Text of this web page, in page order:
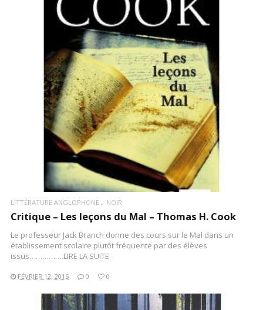
LIRE LA SUITE
LITTÉRATURE ANGLOPHONE NOIR
Critique – Les leçons du Mal – Thomas H. Cook
Le professeur Jack Branch donne des cours sur le Mal dans un
établissement scolaire plutôt fréquenté par des élèves
issus…………….LIRE LA SUITE
FÉVRIER 12, 2015 0 0